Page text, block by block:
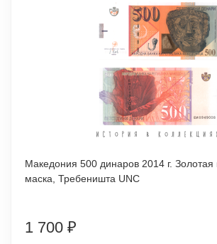
Македония 500 динаров 2014 г. Золотая
маска, Требеништа UNC
1 700 ₽